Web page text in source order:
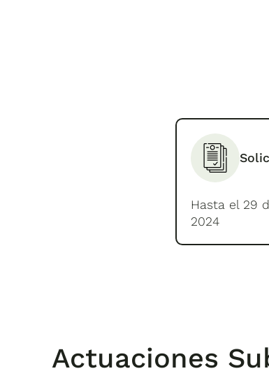
Hasta el 29
2024
Actuaciones